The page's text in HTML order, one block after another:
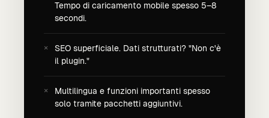
Tempo di caricamento mobile spesso 5–8
secondi.
SEO superficiale. Dati strutturati? "Non c'è
il plugin."
Multilingua e funzioni importanti spesso
solo tramite pacchetti aggiuntivi.